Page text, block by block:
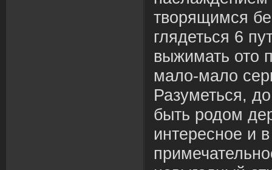
творящимся
глядеться 6
выжимать ото
мало-мало
Разуметься,
быть родом
интересное и